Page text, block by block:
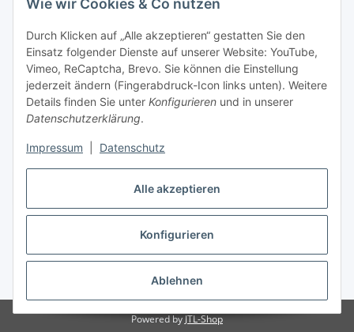
Alle akzeptieren
Konfigurieren
Ablehnen
Wie wir Cookies & Co nutzen
Durch Klicken auf „Alle akzeptieren“ gestatten Sie den
Einsatz folgender Dienste auf unserer Website: YouTube,
Vimeo, ReCaptcha, Brevo. Sie können die Einstellung
jederzeit ändern (Fingerabdruck-Icon links unten). Weitere
Details finden Sie unter Konfigurieren und in unserer
Datenschutzerklärung.
Impressum Datenschutz
Vertrag widerrufen
* Alle Preise inkl. gesetzlicher USt., zzgl.Versand
Powered byJTL-Shop